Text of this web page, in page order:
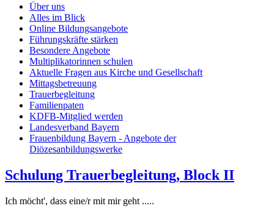
Über uns
Alles im Blick
Online Bildungsangebote
Führungskräfte stärken
Besondere Angebote
Multiplikatorinnen schulen
Aktuelle Fragen aus Kirche und Gesellschaft
Mittagsbetreuung
Trauerbegleitung
Familienpaten
KDFB-Mitglied werden
Landesverband Bayern
Frauenbildung Bayern - Angebote der
Diözesanbildungswerke
Schulung Trauerbegleitung, Block II
Ich möcht', dass eine/r mit mir geht .....